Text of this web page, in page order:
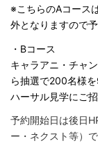
※こちらのAコース
外となりますので
・Bコース
キャラアニ・チャ
ら抽選で200名様
ハーサル見学にご招
予約開始日は後日
ー・ネクスト等）で